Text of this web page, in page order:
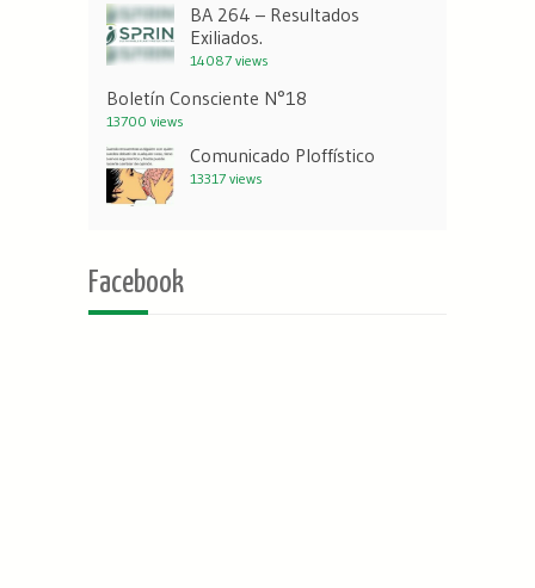
BA 264 – Resultados
Exiliados.
14087 views
Boletín Consciente N°18
13700 views
Comunicado Ploffístico
13317 views
Facebook